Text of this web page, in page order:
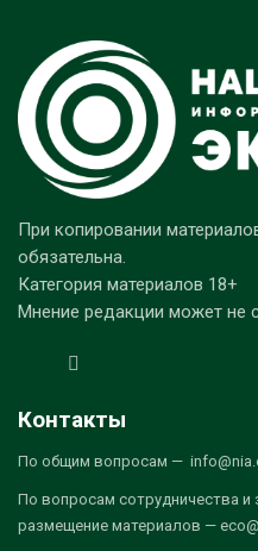
При копировании
обязательна.
Категория материалов 18+
Мнение редакции может не
Контакты
По общим вопросам —
По вопросам сотрудничества и
размещение материалов —